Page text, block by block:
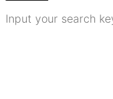
Input your search